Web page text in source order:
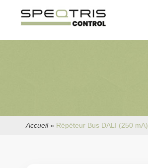
Accueil» Répéteur Bus DALI (250 mA)